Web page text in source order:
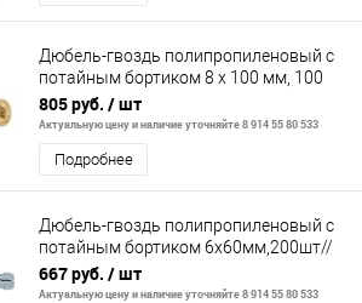
Дюбель-гвоздь полипропиленовый с
потайным бортиком 8 х 100 мм, 100
шт.// Сибртех
805 руб. / шт
Актуальную цену и наличие уточняйте 8 914 55 80 533
Подробнее
Дюбель-гвоздь полипропиленовый с
потайным бортиком 6х60мм,200шт//
СИБРТЕХ
667 руб. / шт
Актуальную цену и наличие уточняйте 8 914 55 80 533